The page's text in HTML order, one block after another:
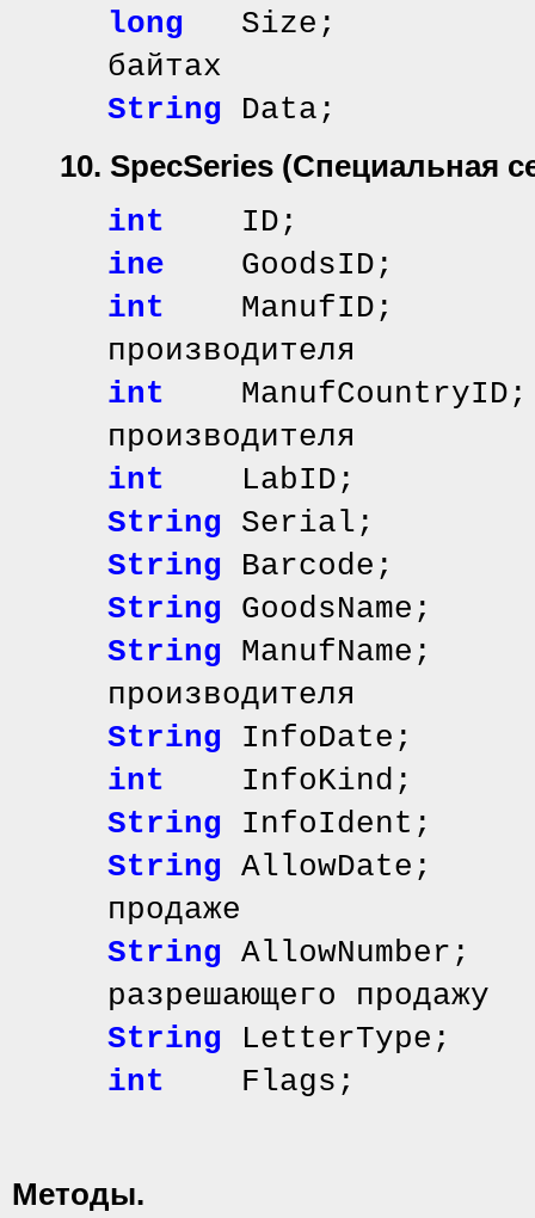
long Size; //
байтах
String Data;
10. SpecSeries (Специальная
int ID; //
inе GoodsID; //
int ManufID; //
производителя
int
производителя
int
String Serial; //
String Barcode;
String
String
производителя
String InfoDate;
int InfoKind; //
String InfoIdent;
String AllowDate;
продаже
String
разрешающего продажу
String
int
Методы.